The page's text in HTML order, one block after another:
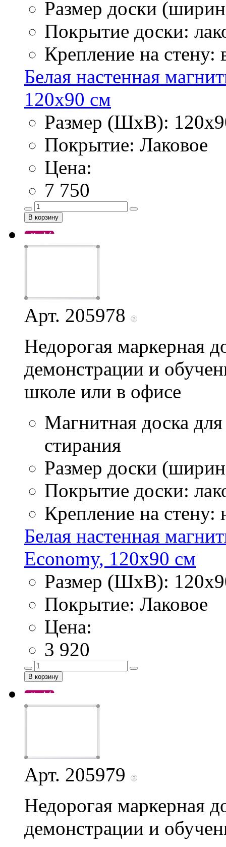
Размер доски
Покрытие доски:
Крепление на стену:
Белая настенная
120х90 см
Размер (ШхВ):
Покрытие: Лаковое
Цена:
7 750
Арт. 205978
Недорогая маркерная
демонстрации и
школе или в офисе
Магнитная доска
стирания
Размер доски
Покрытие доски:
Крепление на стену:
Белая настенная
Economy, 120х90 см
Размер (ШхВ):
Покрытие: Лаковое
Цена:
3 920
Арт. 205979
Недорогая маркерная
демонстрации и